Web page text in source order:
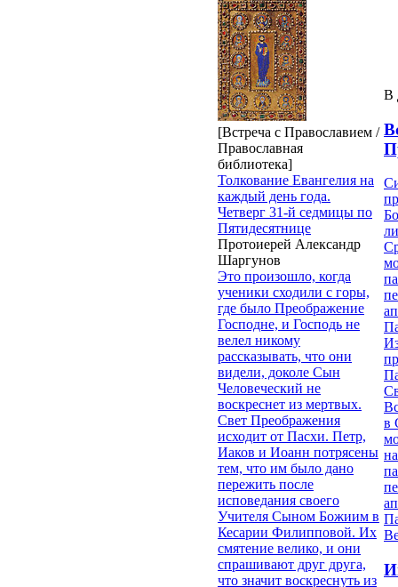
[Встреча с Православием /
Православная
библиотека]
Толкование Евангелия на
каждый день года.
Четверг 31-й седмицы по
Пятидесятнице
Протоиерей Александр
Шаргунов
Это произошло, когда
ученики сходили с горы,
где было Преображение
Господне, и Господь не
велел никому
рассказывать, что они
видели, доколе Сын
Человеческий не
воскреснет из мертвых.
Свет Преображения
исходит от Пасхи. Петр,
Иаков и Иоанн потрясены
тем, что им было дано
пережить после
исповедания своего
Учителя Сыном Божиим в
Кесарии Филипповой. Их
смятение велико, и они
спрашивают друг друга,
что значит воскреснуть из
В
в